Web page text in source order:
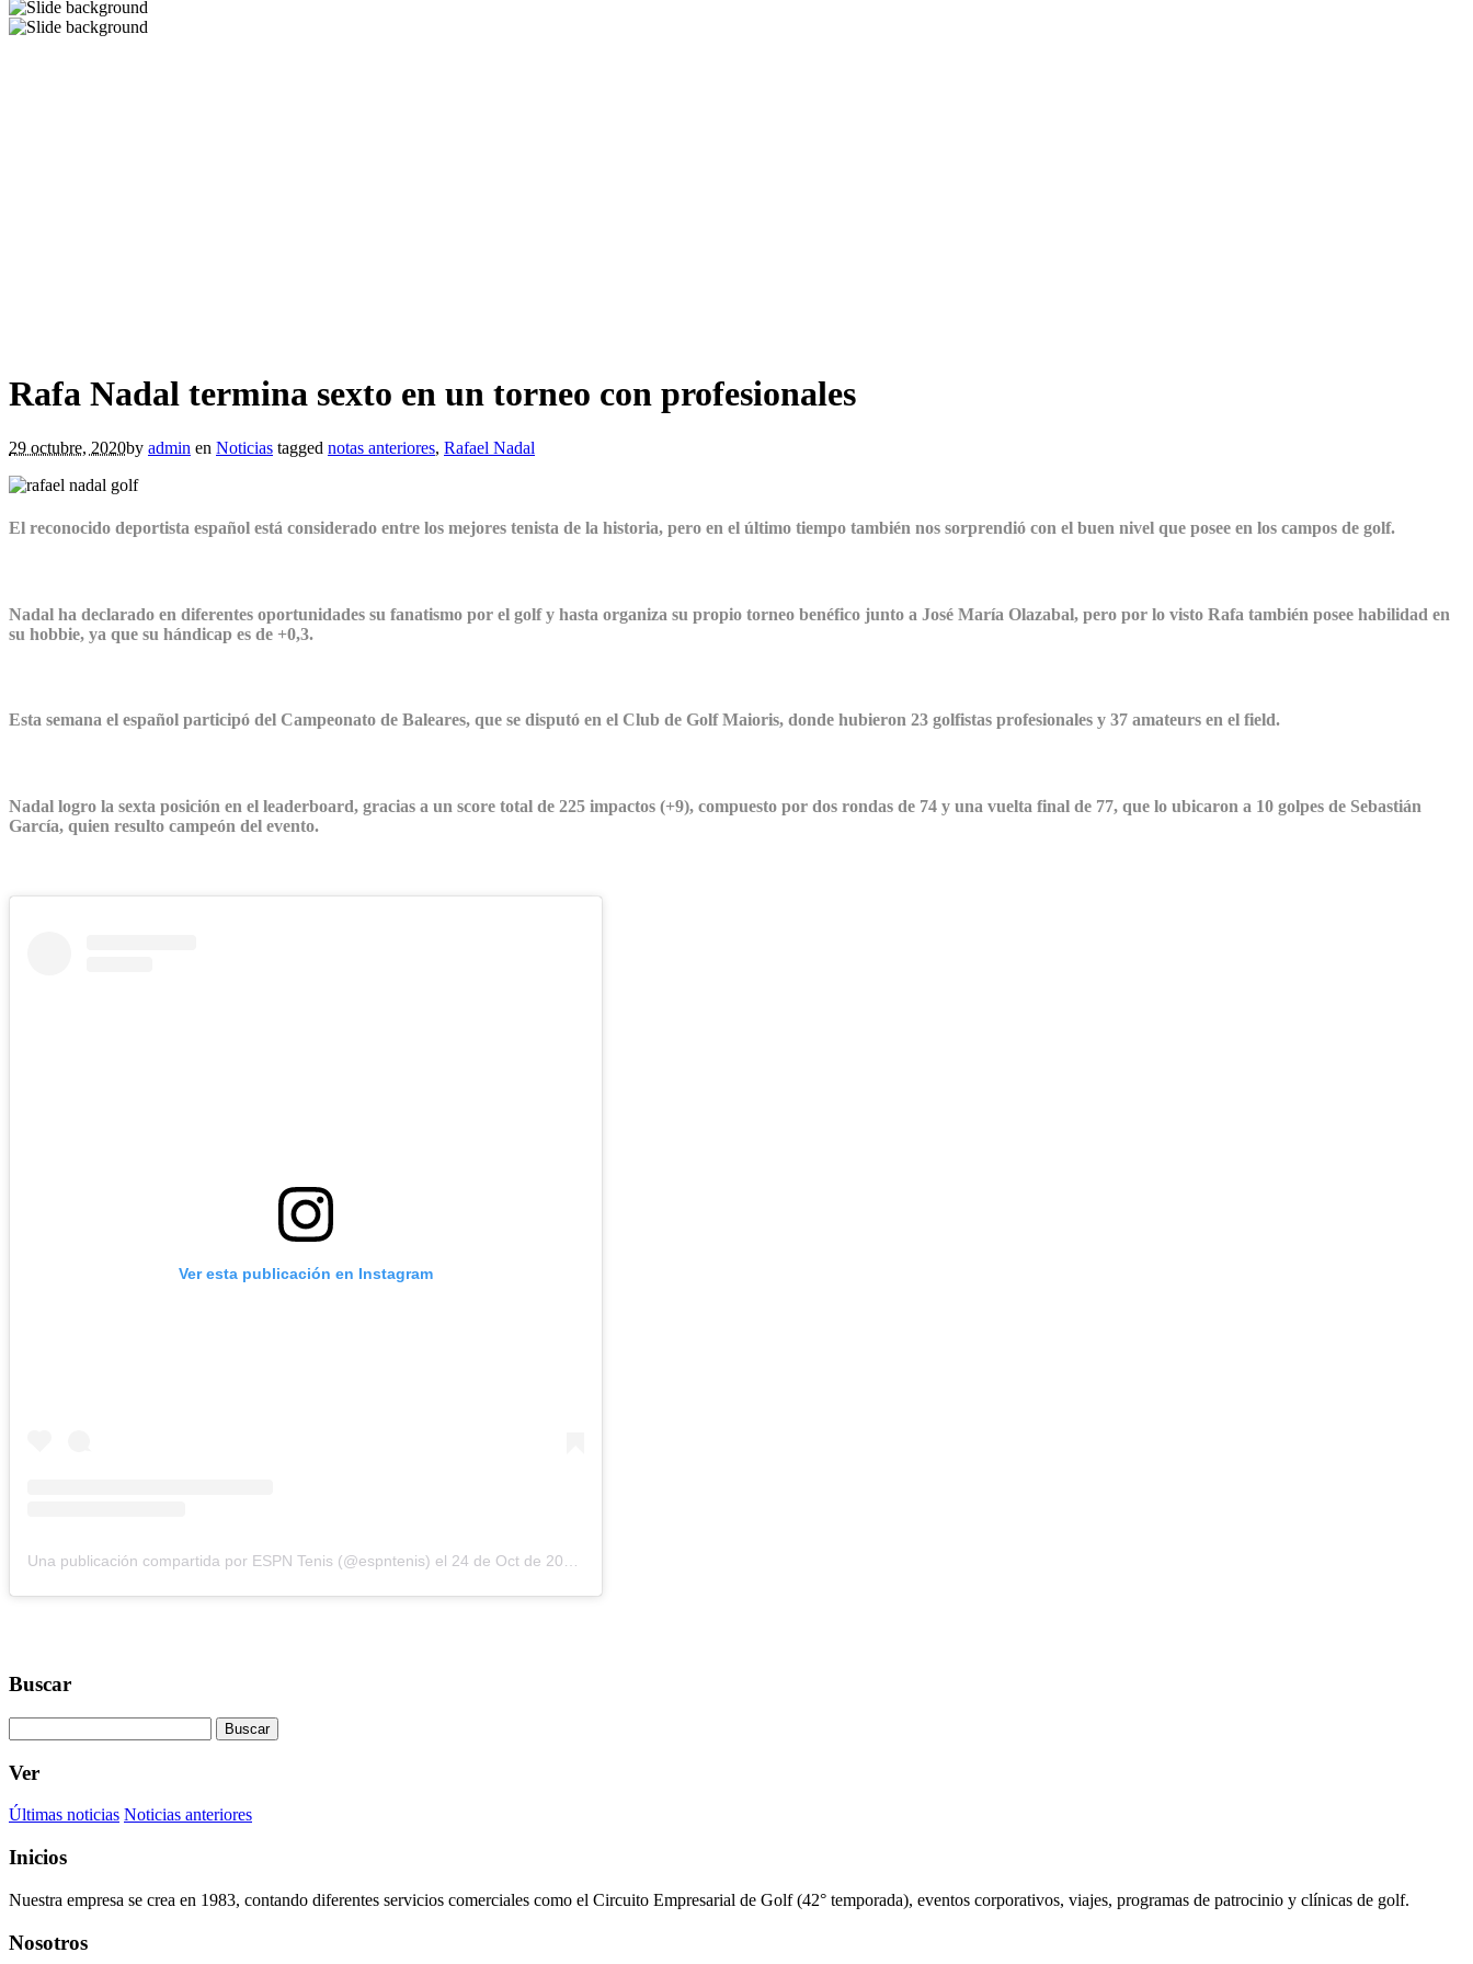
Rafa Nadal termina sexto en un torneo con profesionales
29 octubre, 2020by admin en Noticias tagged notas anteriores, Rafael Nadal
El reconocido deportista español está considerado entre los mejores tenista de la historia, pero en el último tiempo también nos sorprendió con el buen nivel que posee en los campos de golf.
Nadal ha declarado en diferentes oportunidades su fanatismo por el golf y hasta organiza su propio torneo benéfico junto a José María Olazabal, pero por lo visto Rafa también posee habilidad en
su hobbie, ya que su hándicap es de +0,3.
Esta semana el español participó del Campeonato de Baleares, que se disputó en el Club de Golf Maioris, donde hubieron 23 golfistas profesionales y 37 amateurs en el field.
Nadal logro la sexta posición en el leaderboard, gracias a un score total de 225 impactos (+9), compuesto por dos rondas de 74 y una vuelta final de 77, que lo ubicaron a 10 golpes de Sebastián
García, quien resulto campeón del evento.
Ver esta publicación en Instagram
Una publicación compartida por ESPN Tenis (@espntenis) el 24 de Oct de 2020 a las 8:11 PDT
Buscar
Buscar
Ver
Últimas noticias Noticias anteriores
Inicios
Nuestra empresa se crea en 1983, contando diferentes servicios comerciales como el Circuito Empresarial de Golf (42° temporada), eventos corporativos, viajes, programas de patrocinio y clínicas de golf.
Nosotros